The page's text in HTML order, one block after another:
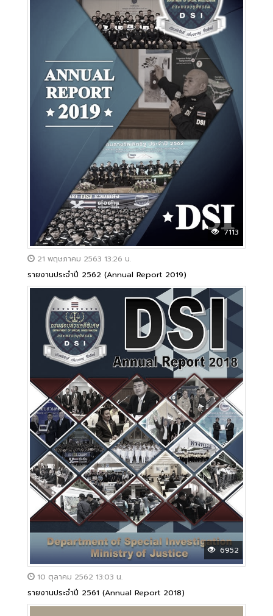
7113
21 พฤษภาคม 2563 13:26 น.
รายงานประจำปี 2562 (Annual Report 2019)
6952
10 ตุลาคม 2562 13:03 น.
รายงานประจำปี 2561 (Annual Report 2018)